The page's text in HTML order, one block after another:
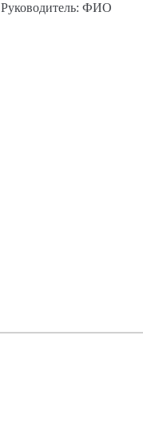
Руководитель: ФИО